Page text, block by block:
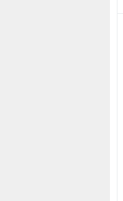
على اقتحام سبتة
المعادن الاستراتيجية
على الكفاءة ويمنح الشباب
لصناعة الواقع؟
هو الأساس الوحيد لحل